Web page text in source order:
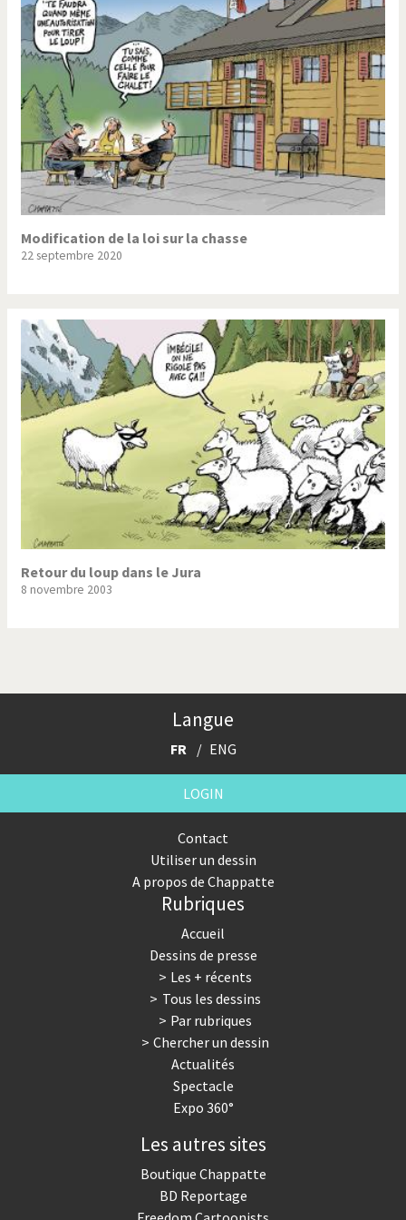
Trump II Un monde de foot
Vous avez dit "Islam"?
Modification de la loi sur la chasse
22 septembre 2020
Retour du loup dans le Jura
8 novembre 2003
Langue
FR ENG
LOGIN
Contact
Utiliser un dessin
A propos de Chappatte
Rubriques
Accueil
Dessins de presse
Les + récents
Tous les dessins
Par rubriques
Chercher un dessin
Actualités
Spectacle
Expo 360°
Les autres sites
Boutique Chappatte
BD Reportage